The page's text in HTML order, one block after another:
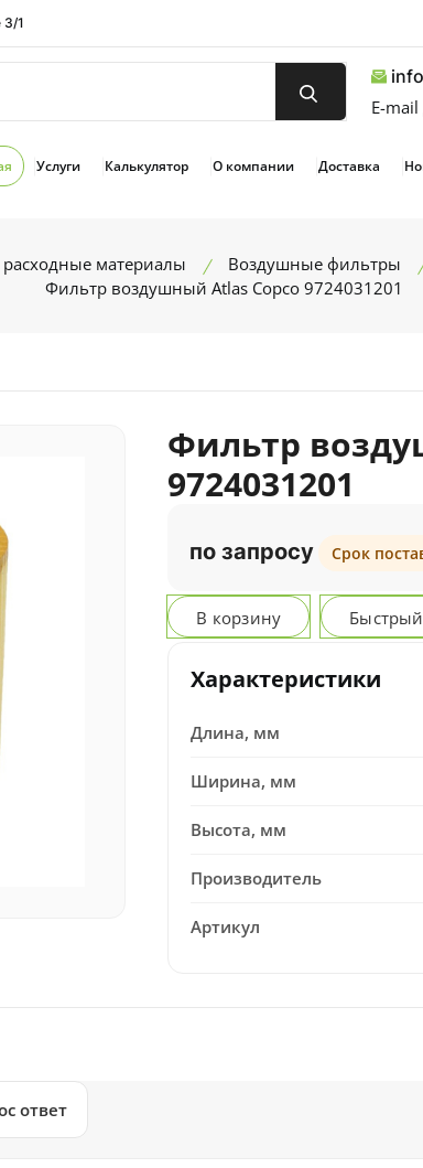
3/1
E-
Услуги Калькулятор О компании Доставка
расходные материалы Воздушные фильтры
Фильтр воздушный Atlas Copco 9724031201
Фильтр
9724031201
по запросу Срок
В корзину Быстрый
Характеристики
Длина, мм
Ширина, мм
Высота, мм
Производитель
Артикул
ответ